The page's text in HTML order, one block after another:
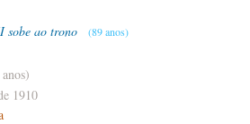
sobe ao trono (89 anos)
1910